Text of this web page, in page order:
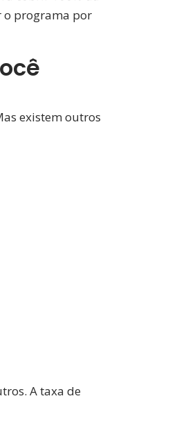
o programa por
existem outros
A taxa de